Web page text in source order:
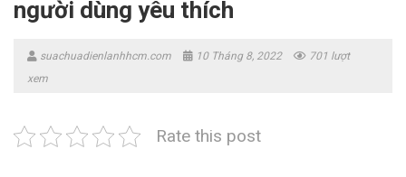
người dùng yêu thích
suachuadienlanhhcm.com 10 Tháng 8, 2022
701 lượt
xem
Rate this post